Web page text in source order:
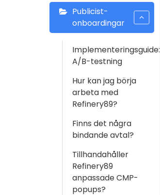
Publicist-
onboardingar
Implementeringsguide:
A/B-testning
Hur kan jag börja
arbeta med
Refinery89?
Finns det några
bindande avtal?
Tillhandahåller
Refinery89
anpassade CMP-
popups?